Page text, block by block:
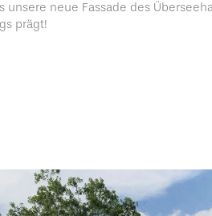
unsere neue Fassade des
prägt!